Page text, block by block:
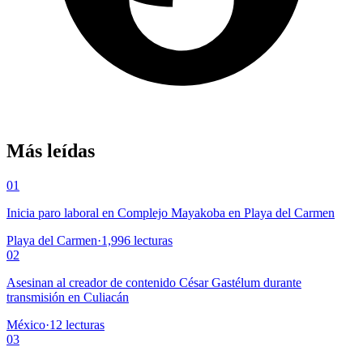
Más leídas
01
Inicia paro laboral en Complejo Mayakoba en Playa del Carmen
Playa del Carmen·1,996 lecturas
02
Asesinan al creador de contenido César Gastélum durante
transmisión en Culiacán
México·12 lecturas
03